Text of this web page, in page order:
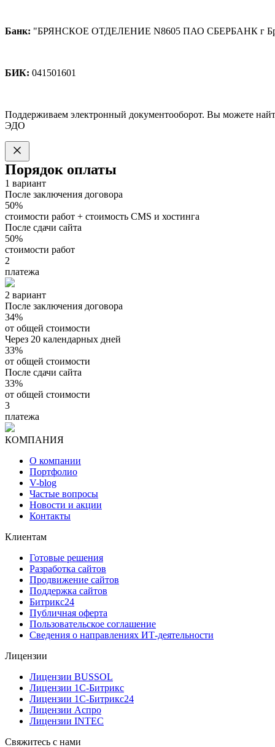
Банк: "БРЯНСКОЕ ОТДЕЛЕНИЕ N8605 ПАО СБЕРБАНК г
БИК: 041501601
Поддерживаем электронный документооборот. Вы можете
ЭДО
Порядок оплаты
1 вариант
После заключения договора
50%
стоимости работ + стоимость CMS и хостинга
После сдачи сайта
50%
стоимости работ
2
платежа
2 вариант
После заключения договора
34%
от общей стоимости
Через 20 календарных дней
33%
от общей стоимости
После сдачи сайта
33%
от общей стоимости
3
платежа
КОМПАНИЯ
О компании
Портфолио
V-blog
Частые вопросы
Новости и акции
Контакты
Клиентам
Готовые решения
Разработка сайтов
Продвижение сайтов
Поддержка сайтов
Битрикс24
Публичная оферта
Пользовательское соглашение
Сведения о направлениях ИТ-деятельности
Лицензии
Лицензии BUSSOL
Лицензии 1С-Битрикс
Лицензии 1С-Битрикс24
Лицензии Аспро
Лицензии INTEC
Свяжитесь с нами